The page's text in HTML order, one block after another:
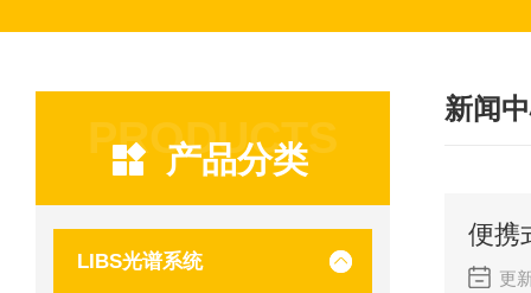
PRODUCTS
产品分类
LIBS光谱系统
新闻
便携
更